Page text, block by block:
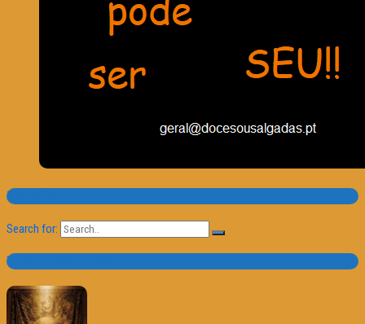
Pesquisa
Search for:
Trailer e Poster do Dia